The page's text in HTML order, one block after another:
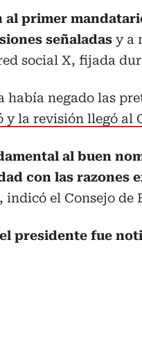
al primer
señaladas y a
social X, fijada
negado las
la revisión llegó al
al buen
con las razones
el Consejo de
el presidente fue